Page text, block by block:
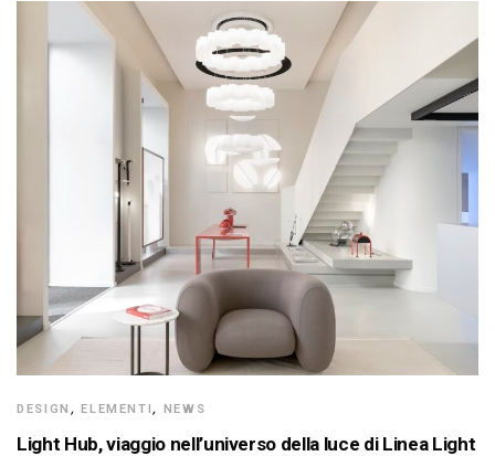
DESIGN ,ELEMENTI, NEWS
Light Hub, viaggio nell’universo della luce di Linea Light